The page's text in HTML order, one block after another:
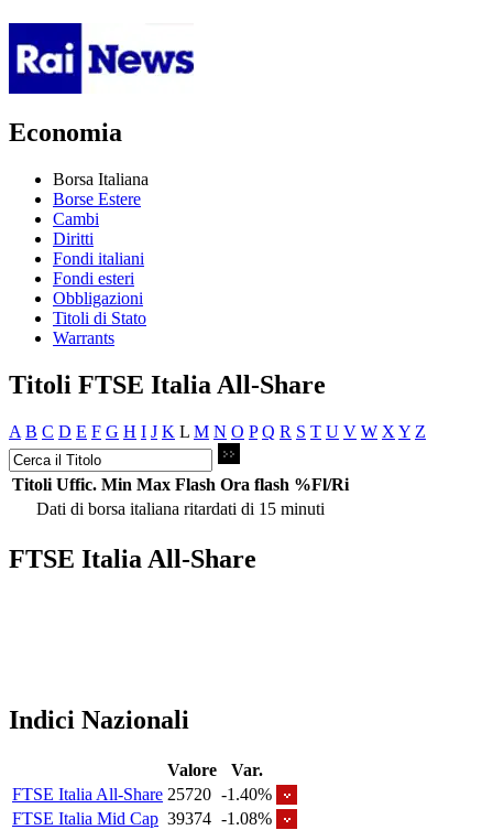
Economia
Borsa Italiana
Borse Estere
Cambi
Diritti
Fondi italiani
Fondi esteri
Obbligazioni
Titoli di Stato
Warrants
Titoli FTSE Italia All-Share
A B C D E F G H I J K L M N O P Q R S T U V W X Y Z
Titoli Uffic. Min Max Flash Ora flash %Fl/Ri
Dati di borsa italiana ritardati di 15 minuti
FTSE Italia All-Share
Indici Nazionali
Valore
Var.
FTSE Italia All-Share 25720 -1.40%
FTSE Italia Mid Cap 39374 -1.08%